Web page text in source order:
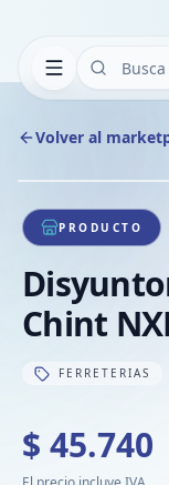
Volver al
1/1
PRODUCTO
Chint
FERRETERIAS
$ 45.740